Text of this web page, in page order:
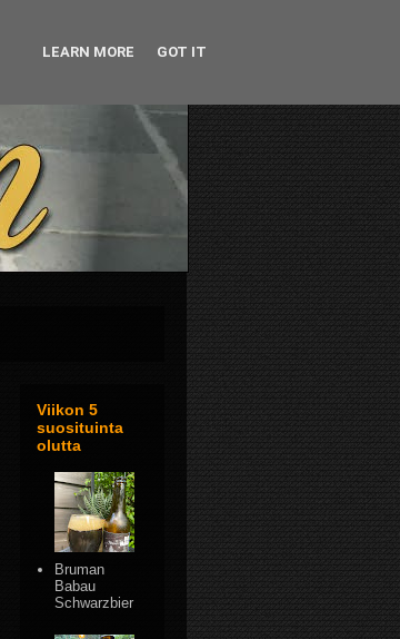
Viikon 5
suosituinta
olutta
Bruman
Babau
Schwarzbier
LEARN MORE GOT IT